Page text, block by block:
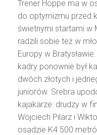
Trener Hoppe ma w
do optymizmu przed
świetnymi startami w
radzili sobie też w
Europy w
kadry ponownie był
dwóch złotych i
juniorów. Srebra
kajakarze: drudzy w
Wojciech Pilarz i
osadzie K4 500